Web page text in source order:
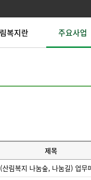
복지란 주요사업
제목
림복지 나눔숲, 나눔길) 업무